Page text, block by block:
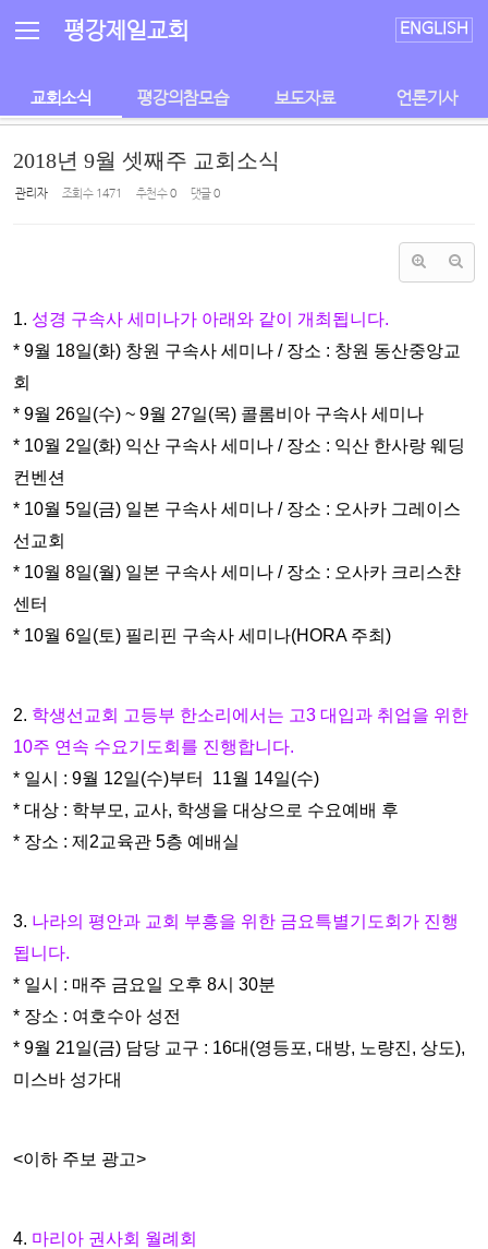
평강제일교회 ENGLISH
교회소식 평강의참모습 보도자료 언론기사
2018년 9월 셋째주 교회소식
관리자 조회 수 1471 추천 수0 댓글0
1. 성경 구속사 세미나가 아래와 같이 개최됩니다.
* 9월 18일(화) 창원 구속사 세미나 / 장소 : 창원 동산중앙교
회
* 9월 26일(수) ~ 9월 27일(목) 콜롬비아 구속사 세미나
* 10월 2일(화) 익산 구속사 세미나 / 장소 : 익산 한사랑 웨딩
컨벤션
* 10월 5일(금) 일본 구속사 세미나 / 장소 : 오사카 그레이 스
선교회
* 10월 8일(월) 일본 구속사 세미나 / 장소 : 오사카 크리스챤
센터
* 10월 6일(토) 필리핀 구속사 세미나(HORA 주최)
2. 학생선교회 고등부 한소리에서는 고3 대입과 취업을 위한
10주 연속 수요기도회 를 진행합니다.
* 일시 : 9월 12일(수)부터 11월 14일(수)
* 대상 : 학부모, 교사, 학생을 대상으로 수요예배 후
* 장소 : 제2교육관 5층 예배실
3. 나라의 평안과 교회 부흥을 위한 금요특별기도회 가 진행
됩니다.
* 일시 : 매주 금요일 오후 8시 30분
* 장소 : 여호수아 성전
* 9월 21일(금) 담당 교구 : 16대(영등포, 대방, 노량진, 상도),
미스바 성가대
<이하 주보 광고>
4. 마리아 권사회 월례회